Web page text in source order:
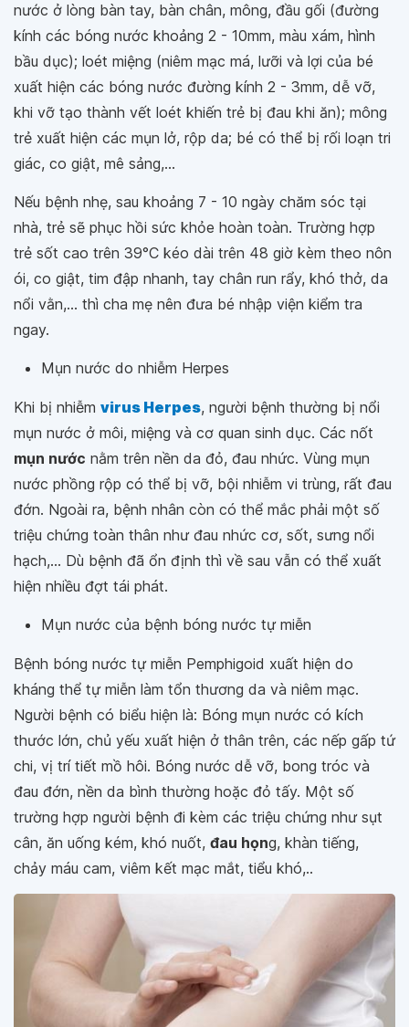
nước ở lòng bàn tay, bàn chân, mông, đầu gối (đường
kính các bóng nước khoảng 2 - 10mm, màu xám, hình
bầu dục); loét miệng (niêm mạc má, lưỡi và lợi của bé
xuất hiện các bóng nước đường kính 2 - 3mm, dễ vỡ,
khi vỡ tạo thành vết loét khiến trẻ bị đau khi ăn); mông
trẻ xuất hiện các mụn lở, rộp da; bé có thể bị rối loạn tri
giác, co giật, mê sảng,...
Nếu bệnh nhẹ, sau khoảng 7 - 10 ngày chăm sóc tại
nhà, trẻ sẽ phục hồi sức khỏe hoàn toàn. Trường hợp
trẻ sốt cao trên 39°C kéo dài trên 48 giờ kèm theo nôn
ói, co giật, tim đập nhanh, tay chân run rẩy, khó thở, da
nổi vằn,... thì cha mẹ nên đưa bé nhập viện kiểm tra
ngay.
Mụn nước do nhiễm Herpes
Khi bị nhiễm virus Herpes, người bệnh thường bị nổi
mụn nước ở môi, miệng và cơ quan sinh dục. Các nốt
mụn nước nằm trên nền da đỏ, đau nhức. Vùng mụn
nước phồng rộp có thể bị vỡ, bội nhiễm vi trùng, rất đau
đớn. Ngoài ra, bệnh nhân còn có thể mắc phải một số
triệu chứng toàn thân như đau nhức cơ, sốt, sưng nổi
hạch,... Dù bệnh đã ổn định thì về sau vẫn có thể xuất
hiện nhiều đợt tái phát.
Mụn nước của bệnh bóng nước tự miễn
Bệnh bóng nước tự miễn Pemphigoid xuất hiện do
kháng thể tự miễn làm tổn thương da và niêm mạc.
Người bệnh có biểu hiện là: Bóng mụn nước có kích
thước lớn, chủ yếu xuất hiện ở thân trên, các nếp gấp tứ
chi, vị trí tiết mồ hôi. Bóng nước dễ vỡ, bong tróc và
đau đớn, nền da bình thường hoặc đỏ tấy. Một số
trường hợp người bệnh đi kèm các triệu chứng như sụt
cân, ăn uống kém, khó nuốt, đau họng, khàn tiếng,
chảy máu cam, viêm kết mạc mắt, tiểu khó,..